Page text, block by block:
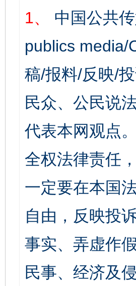
1、
中国公共
publics media/
稿/报料/反映/
民众、公民说
代表本网观点
全权法律责任
一定要在本国
自由，反映投
事实、弄虚作
民事、经济及